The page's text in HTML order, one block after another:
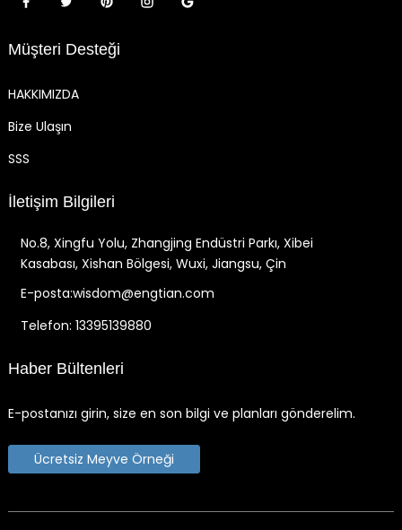
Müşteri Desteği
HAKKIMIZDA
Bize Ulaşın
SSS
İletişim Bilgileri
No.8, Xingfu Yolu, Zhangjing Endüstri Parkı, Xibei
Kasabası, Xishan Bölgesi, Wuxi, Jiangsu, Çin
E-posta:wisdom@engtian.com
Telefon: 13395139880
Haber Bültenleri
E-postanızı girin, size en son bilgi ve planları gönderelim.
Ücretsiz Meyve Örneği